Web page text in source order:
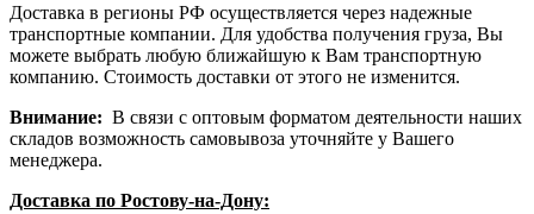
Доставка в регионы РФ осуществляется через надежные
транспортные компании. Для удобства получения груза, Вы
можете выбрать любую ближайшую к Вам транспортную
компанию. Стоимость доставки от этого не изменится.
Внимание: В связи с оптовым форматом деятельности наших
складов возможность самовывоза уточняйте у Вашего
менеджера.
Доставка по Ростову-на-Дону: